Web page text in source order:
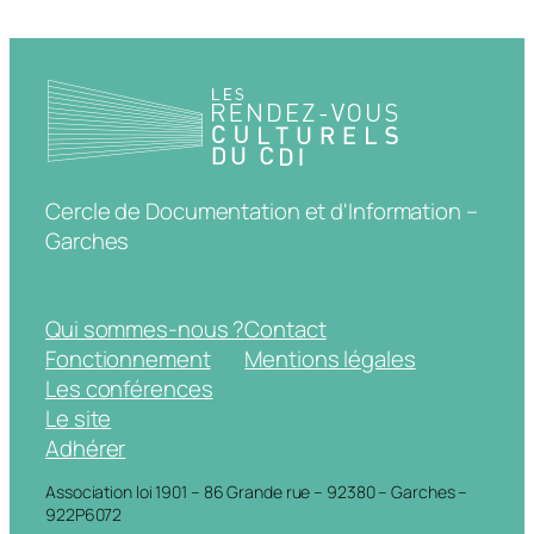
Cercle de Documentation et d'Information –
Garches
Qui sommes-nous ?
Fonctionnement
Les conférences
Le site
Adhérer
Contact
Mentions légales
Association loi 1901 – 86 Grande rue – 92380 – Garches –
922P6072